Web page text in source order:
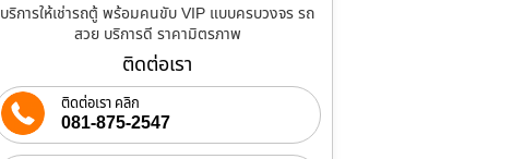
บริการให้เช่ารถตู้ พร้อมคนขับ VIP แบบครบวงจร รถ
สวย บริการดี ราคามิตรภาพ
ติดต่อเรา
ติดต่อเรา คลิก
081-875-2547